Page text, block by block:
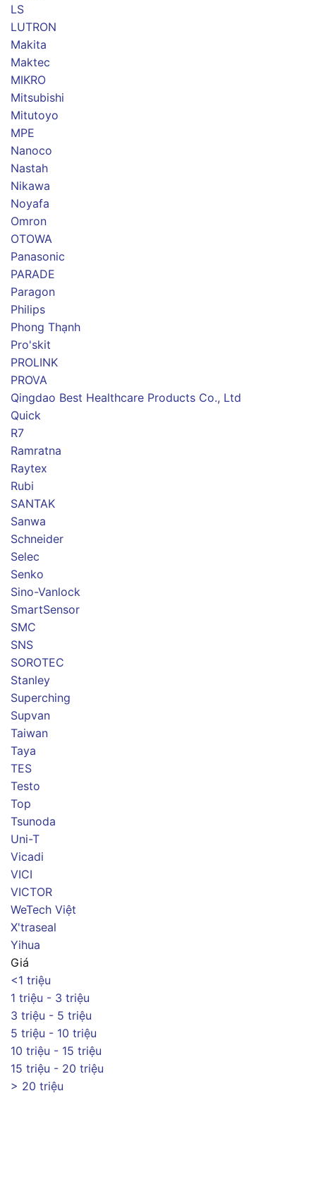
LS
LUTRON
Makita
Maktec
MIKRO
Mitsubishi
Mitutoyo
MPE
Nanoco
Nastah
Nikawa
Noyafa
Omron
OTOWA
Panasonic
PARADE
Paragon
Philips
Phong Thạnh
Pro'skit
PROLINK
PROVA
Qingdao Best Healthcare Products Co., Ltd
Quick
R7
Ramratna
Raytex
Rubi
SANTAK
Sanwa
Schneider
Selec
Senko
Sino-Vanlock
SmartSensor
SMC
SNS
SOROTEC
Stanley
Superching
Supvan
Taiwan
Taya
TES
Testo
Top
Tsunoda
Uni-T
Vicadi
VICI
VICTOR
WeTech Việt
X'traseal
Yihua
Giá
<1 triệu
1 triệu - 3 triệu
3 triệu - 5 triệu
5 triệu - 10 triệu
10 triệu - 15 triệu
15 triệu - 20 triệu
> 20 triệu